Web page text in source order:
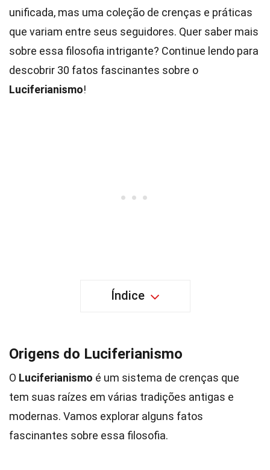
unificada, mas uma coleção de crenças e práticas
que variam entre seus seguidores. Quer saber mais
sobre essa filosofia intrigante? Continue lendo para
descobrir 30 fatos fascinantes sobre o
Luciferianismo!
Índice
Origens do Luciferianismo
O Luciferianismo é um sistema de crenças que
tem suas raízes em várias tradições antigas e
modernas. Vamos explorar alguns fatos
fascinantes sobre essa filosofia.